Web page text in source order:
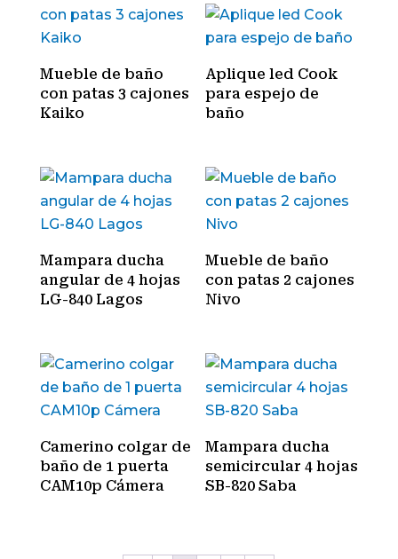
Mueble de baño
con patas 3 cajones
Kaiko
Aplique led Cook
para espejo de
baño
Mampara ducha
angular de 4 hojas
LG-840 Lagos
Mueble de baño
con patas 2 cajones
Nivo
Camerino colgar de
baño de 1 puerta
CAM10p Cámera
Mampara ducha
semicircular 4 hojas
SB-820 Saba